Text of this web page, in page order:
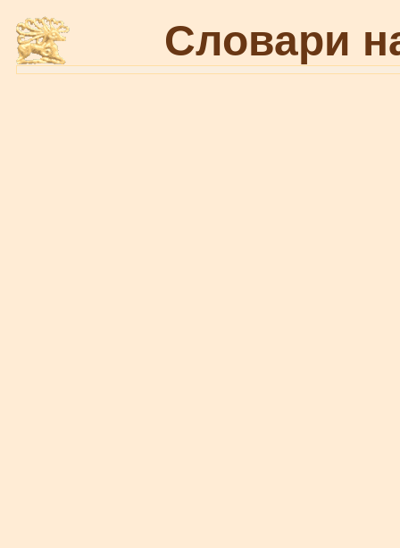
Словари